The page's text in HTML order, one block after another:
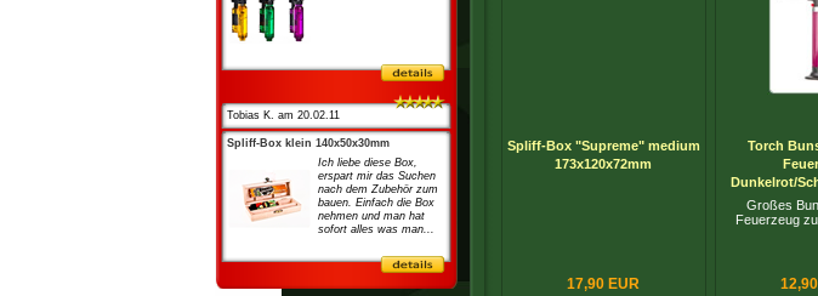
Spliff-Box "Supreme" medium
173x120x72mm
17,90 EUR
Torch
Dunkelrot/
Großes
Feuerzeug
Tobias K. am 20.02.11
Spliff-Box klein 140x50x30mm
Ich liebe diese Box,
erspart mir das Suchen
nach dem Zubehör zum
bauen. Einfach die Box
nehmen und man hat
sofort alles was man...